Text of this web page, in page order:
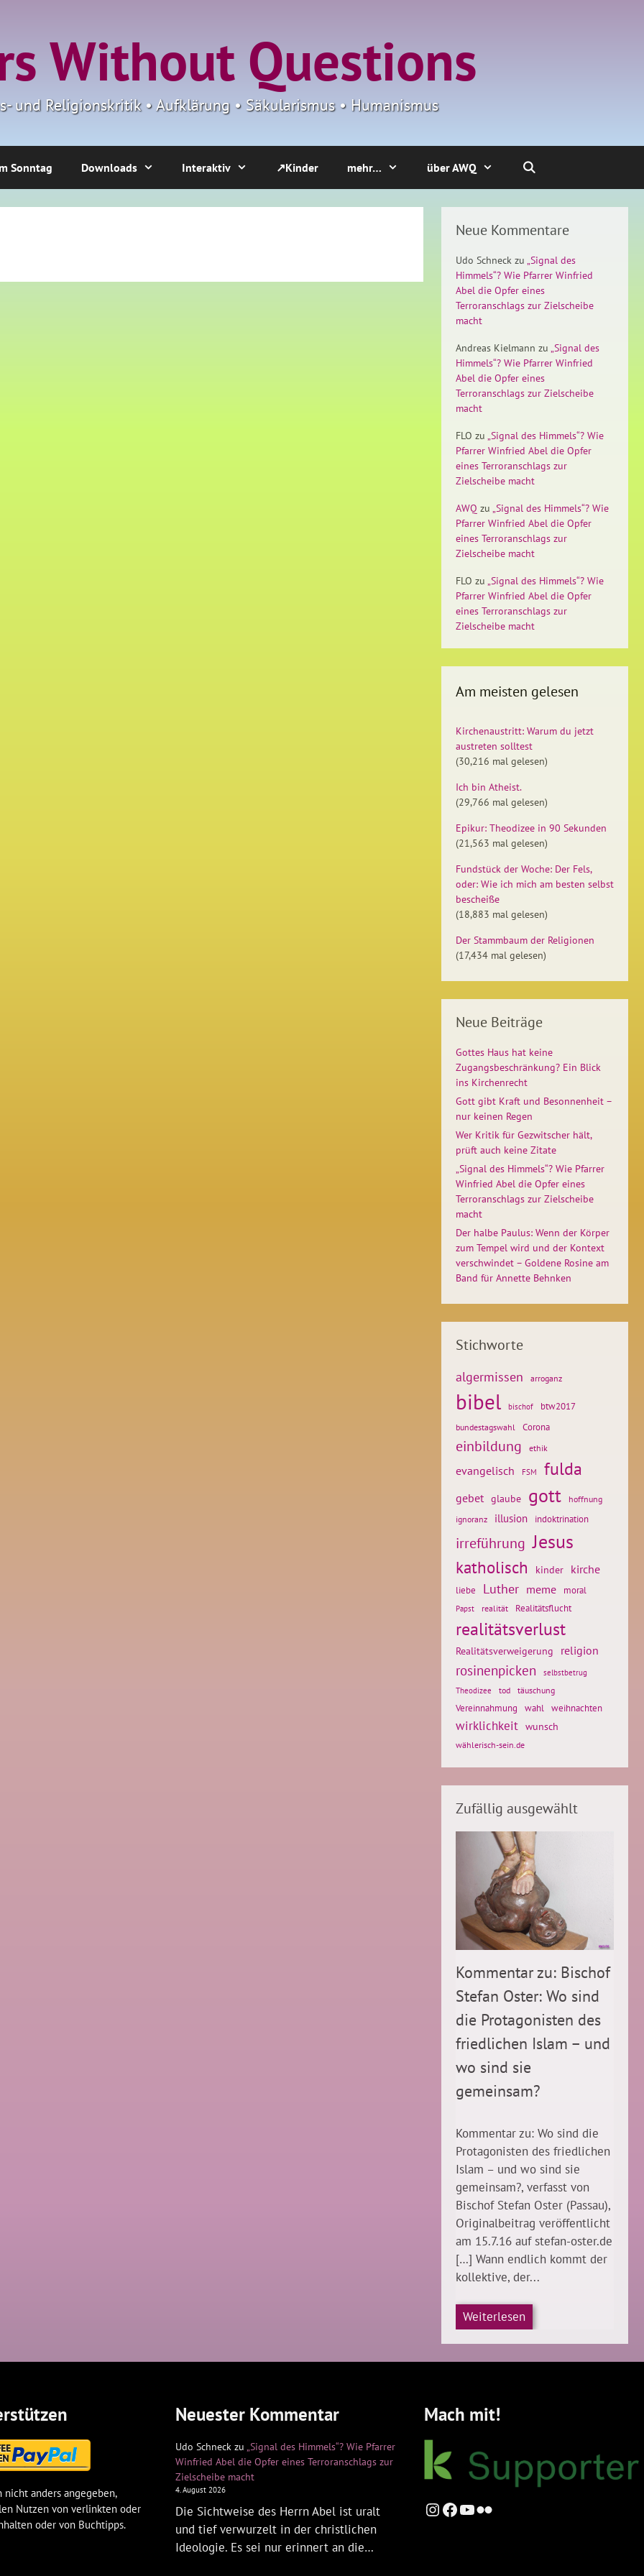
Without Questions
und Religionskritik • Aufklärung • Säkularismus • Humanismus
Sonntag Downloads Interaktiv ↗Kinder mehr… über AWQ
Neue Kommentare
Udo Schneck zu „Signal des
Himmels“? Wie Pfarrer Winfried
Abel die Opfer eines
Terroranschlags zur Zielscheibe
macht
Andreas Kielmann zu „Signal des
Himmels“? Wie Pfarrer Winfried
Abel die Opfer eines
Terroranschlags zur Zielscheibe
macht
FLO zu „Signal des Himmels“? Wie
Pfarrer Winfried Abel die Opfer
eines Terroranschlags zur
Zielscheibe macht
AWQ zu „Signal des Himmels“? Wie
Pfarrer Winfried Abel die Opfer
eines Terroranschlags zur
Zielscheibe macht
FLO zu „Signal des Himmels“? Wie
Pfarrer Winfried Abel die Opfer
eines Terroranschlags zur
Zielscheibe macht
Am meisten gelesen
Kirchenaustritt: Warum du jetzt
austreten solltest
(30,216 mal gelesen)
Ich bin Atheist.
(29,766 mal gelesen)
Epikur: Theodizee in 90 Sekunden
(21,563 mal gelesen)
Fundstück der Woche: Der Fels,
oder: Wie ich mich am besten selbst
bescheiße
(18,883 mal gelesen)
Der Stammbaum der Religionen
(17,434 mal gelesen)
Neue Beiträge
Gottes Haus hat keine
Zugangsbeschränkung? Ein Blick
ins Kirchenrecht
Gott gibt Kraft und Besonnenheit –
nur keinen Regen
Wer Kritik für Gezwitscher hält,
prüft auch keine Zitate
„Signal des Himmels“? Wie Pfarrer
Winfried Abel die Opfer eines
Terroranschlags zur Zielscheibe
macht
Der halbe Paulus: Wenn der Körper
zum Tempel wird und der Kontext
verschwindet – Goldene Rosine am
Band für Annette Behnken
Stichworte
algermissen arroganz
bibel bischof btw2017
bundestagswahl Corona
einbildung ethik
evangelisch FSM fulda
gebet glaube gott
hoffnung
ignoranz
illusion indoktrination
irreführung Jesus
katholisch kinder kirche
liebe Luther meme moral
Papst realität Realitätsflucht
realitätsverlust
Realitätsverweigerung religion
rosinenpicken
selbstbetrug
Theodizee
tod täuschung
Vereinnahmung wahl weihnachten
wirklichkeit wunsch
wählerisch-sein.de
Zufällig ausgewählt
Kommentar zu: Bischof
Stefan Oster: Wo sind
die Protagonisten des
friedlichen Islam – und
wo sind sie
gemeinsam?
Kommentar zu: Wo sind die
Protagonisten des friedlichen
Islam – und wo sind sie
gemeinsam?, verfasst von
Bischof Stefan Oster (Passau),
Originalbeitrag veröffentlicht
am 15.7.16 auf stefan-oster.de
[…] Wann endlich kommt der
kollektive, der...
Weiterlesen
nicht anders angegeben,
Nutzen von verlinkten oder
oder von Buchtipps.
Neuester Kommentar
Udo Schneck zu „Signal des Himmels“? Wie Pfarrer
Winfried Abel die Opfer eines Terroranschlags zur
Zielscheibe macht
4. August 2026
Die Sichtweise des Herrn Abel ist uralt
und tief verwurzelt in der christlichen
Ideologie. Es sei nur erinnert an die…
Mach mit!
Instagram
Facebook
YouTube
Flickr